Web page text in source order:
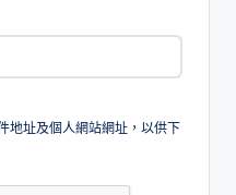
地址及個人網站網址，以供下